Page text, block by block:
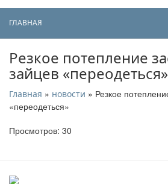
ГЛАВНАЯ
Резкое потепление
зайцев «переодеться»
Главная » новости » Резкое
«переодеться»
Просмотров: 30